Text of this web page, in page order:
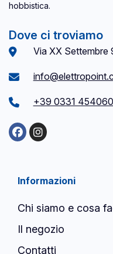
hobbistica.
Dove ci troviamo
Via XX Settembre
+39 0331 454060
Informazioni
Chi siamo e cosa
Il negozio
Contatti